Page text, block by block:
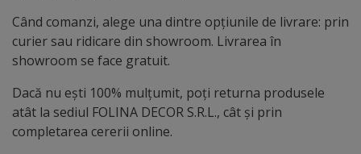
Când comanzi, alege una dintre opțiunile de livrare: prin
curier sau ridicare din showroom. Livrarea în
showroom se face gratuit.
Dacă nu ești 100% mulțumit, poți returna produsele
atât la sediul FOLINA DECOR S.R.L., cât și prin
completarea cererii online.